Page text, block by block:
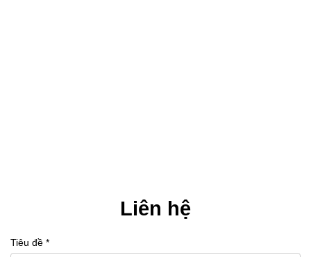
Liên hệ
Tiêu đề *